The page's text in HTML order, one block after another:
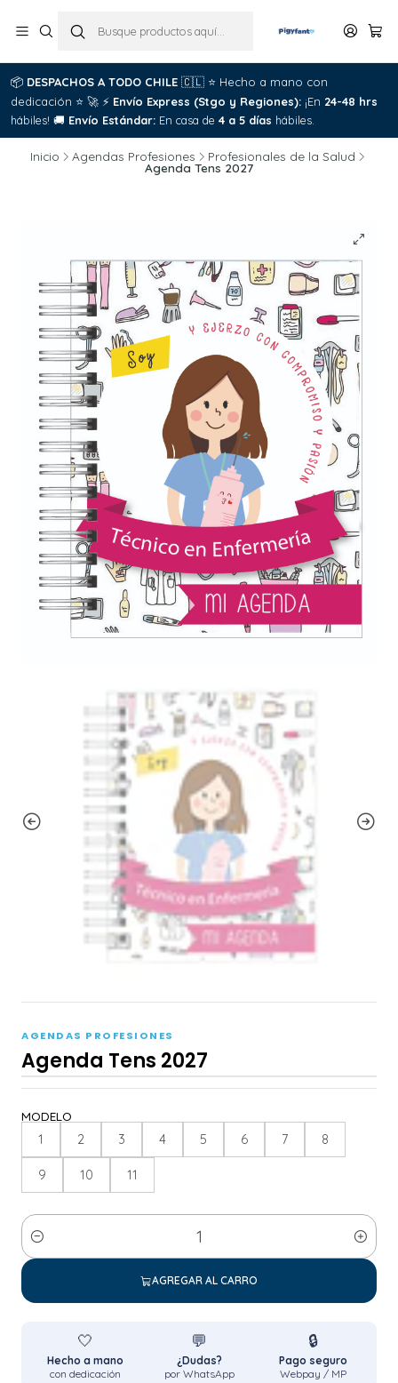
📦 DESPACHOS A TODO CHILE 🇨🇱 ⭐ Hecho a mano con
dedicación ⭐ 🚀 ⚡ Envío Express (Stgo y Regiones): ¡En 24-48 hrs
hábiles! 🚚 Envío Estándar: En casa de 4 a 5 días hábiles.
Inicio Agendas Profesiones Profesionales de la Salud
Agenda Tens 2027
AGENDAS PROFESIONES
Agenda Tens 2027
MODELO
1 2 3 4 5 6 7 8
9 10 11
Cantidad
AGREGAR AL CARRO
🤍
Hecho a mano
con dedicación
💬
¿Dudas?
por WhatsApp
🔒
Pago seguro
Webpay / MP